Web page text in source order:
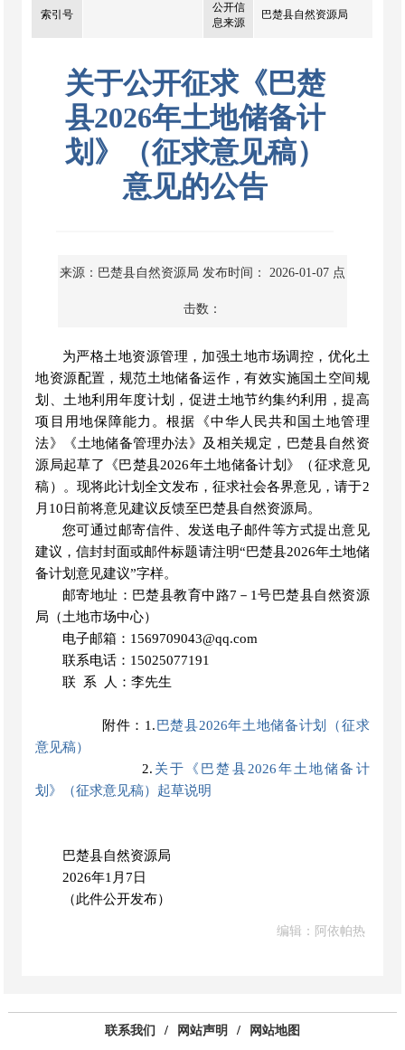
索引号
公开信
息来源
巴楚县自然资源局
关于公开征求《巴楚
县2026年土地储备计
划》（征求意见稿）
意见的公告
来源：巴楚县自然资源局 发布时间： 2026-01-07 点
击数：
为严格土地资源管理，加强土地市场调控，优化土
地资源配置，规范土地储备运作，有效实施国土空间规
划、土地利用年度计划，促进土地节约集约利用，提高
项目用地保障能力。根据《中华人民共和国土地管理
法》《土地储备管理办法》及相关规定 ，巴楚县自然资
源局起草了《巴楚县2026年土地储备计划》（征求意见
稿）。现将此计划全文发布，征求社会各界意见，请于2
月10日前将意见建议反馈至巴楚县自然资源局。
您可通过邮寄信件、发送电子邮件等方式提出意见
建议，信封封面或邮件标题请注明“巴楚县2026年土地储
备计划意见建议”字样。
邮寄地址：巴楚县教育中路7－1号巴楚县自然资源
局（土地市场中心）
电子邮箱： 1569709043@qq.com
联系电话： 15025077191
联
系 人：李先生
附件： 1. 巴楚县2026年土地储备计划（征求
意见稿）
2. 关于《巴楚县2026年土地储备计
划》（征求意见稿）起草说明
巴楚县自然资源局
2026年1月7日
（此件公开发布）
编辑：阿依帕热
联系我们 / 网站声明 / 网站地图